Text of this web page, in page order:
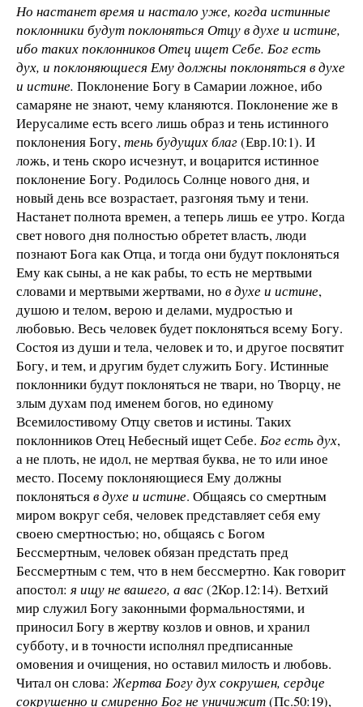
Но настанет время и настало уже, когда истинные
поклонники будут поклоняться Отцу в духе и истине,
ибо таких поклонников Отец ищет Себе. Бог есть
дух, и поклоняющиеся Ему должны поклоняться в духе
и истине. Поклонение Богу в Самарии ложное, ибо
самаряне не знают, чему кланяются. Поклонение же в
Иерусалиме есть всего лишь образ и тень истинного
поклонения Богу,тень будущих благ(Евр.10:1). И
ложь, и тень скоро исчезнут, и воцарится истинное
поклонение Богу. Родилось Солнце нового дня, и
новый день все возрастает, разгоняя тьму и тени.
Настанет полнота времен, а теперь лишь ее утро. Когда
свет нового дня полностью обретет власть, люди
познают Бога как Отца, и тогда они будут поклоняться
Ему как сыны, а не как рабы, то есть не мертвыми
словами и мертвыми жертвами, но в духе и истине,
душою и телом, верою и делами, мудростью и
любовью. Весь человек будет поклоняться всему Богу.
Состоя из души и тела, человек и то, и другое посвятит
Богу, и тем, и другим будет служить Богу. Истинные
поклонники будут поклоняться не твари, но Творцу, не
злым духам под именем богов, но единому
Всемилостивому Отцу светов и истины. Таких
поклонников Отец Небесный ищет Себе. Бог есть дух,
а не плоть, не идол, не мертвая буква, не то или иное
место. Посему поклоняющиеся Ему должны
поклонятьсяв духе и истине. Общаясь со смертным
миром вокруг себя, человек представляет себя ему
своею смертностью; но, общаясь с Богом
Бессмертным, человек обязан предстать пред
Бессмертным с тем, что в нем бессмертно. Как говорит
апостол:я ищу не вашего, а вас(2Кор.12:14). Ветхий
мир служил Богу законными формальностями, и
приносил Богу в жертву козлов и овнов, и хранил
субботу, и в точности исполнял предписанные
омовения и очищения, но оставил милость и любовь.
Читал он слова:Жертва Богу дух сокрушен, сердце
сокрушенно и смиренно Бог не уничижит(Пс.50:19),